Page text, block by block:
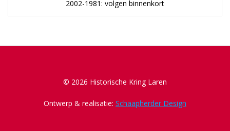
2002-1981: volgen binnenkort
© 2026 Historische Kring Laren
Ontwerp & realisatie: Schaapherder Design